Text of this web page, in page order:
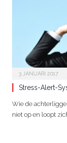
3 JANUARI 2017
Stress-Alert-
Wie de
niet op en loopt